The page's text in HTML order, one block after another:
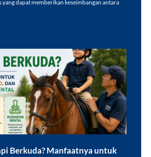
dapat memberikan keseimbangan antara
Berkuda? Manfaatnya untuk